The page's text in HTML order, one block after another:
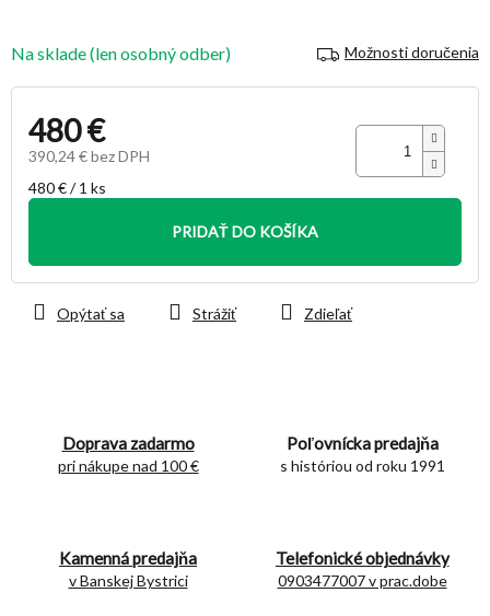
Na sklade (len osobný odber) Možnosti doručenia
480 €
390,24 € bez DPH
Jednotková
cena:
480 € / 1 ks
PRIDAŤ DO KOŠÍKA
Doprava zadarmo
pri nákupe nad 100 €
Poľovnícka predajňa
s históriou od roku 1991
Kamenná predajňa
v Banskej Bystrici
Telefonické objednávky
0903477007 v prac.dobe
Opýtať sa Strážiť Zdieľať